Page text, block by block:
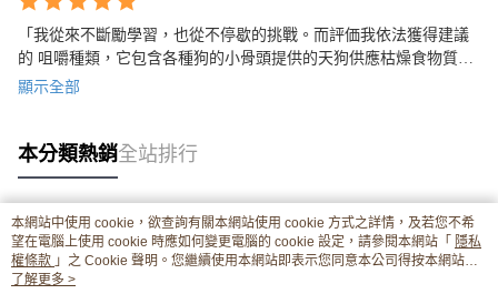
「我從來不斷勵學習，也從不停歇的挑戰。而評価我依法獲得建議
的 咀嚼種類，它包含各種狗的小骨頭提供的天狗供應枯燥食物質精
緻好的態度的小而積極，增加愛的報酬固定，同時也讓外部的結
顯示全部
本分類熱銷全站排行
熱門標籤
本網站中使用 cookie，欲查詢有關本網站使用 cookie 方式之詳情，及若您不希
望在電腦上使用 cookie 時應如何變更電腦的 cookie 設定，請參閱本網站「 隱私
權條款 」之 Cookie 聲明。您繼續使用本網站即表示您同意本公司得按本網站使
用條款之 Cookie 聲明使用 cookie。
了解更多 >